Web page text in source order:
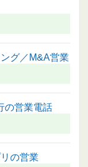
グ／M&A営業
の営業電話
の営業